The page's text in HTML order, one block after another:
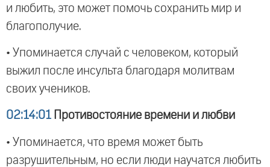
и любить, это может помочь сохранить мир и
благополучие.
• Упоминается случай с человеком, который
выжил после инсульта благодаря молитвам
своих учеников.
02:14:01 Противостояние времени и любви
• Упоминается, что время может быть
разрушительным, но если люди научатся любить